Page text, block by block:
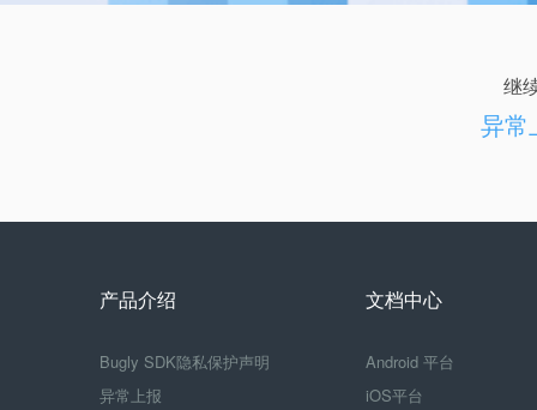
继
异常
产品介绍
Bugly SDK隐私保护声明
异常上报
文档中心
Android 平台
iOS平台